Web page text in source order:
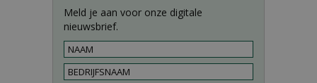
Meld je aan voor onze digitale
nieuwsbrief.